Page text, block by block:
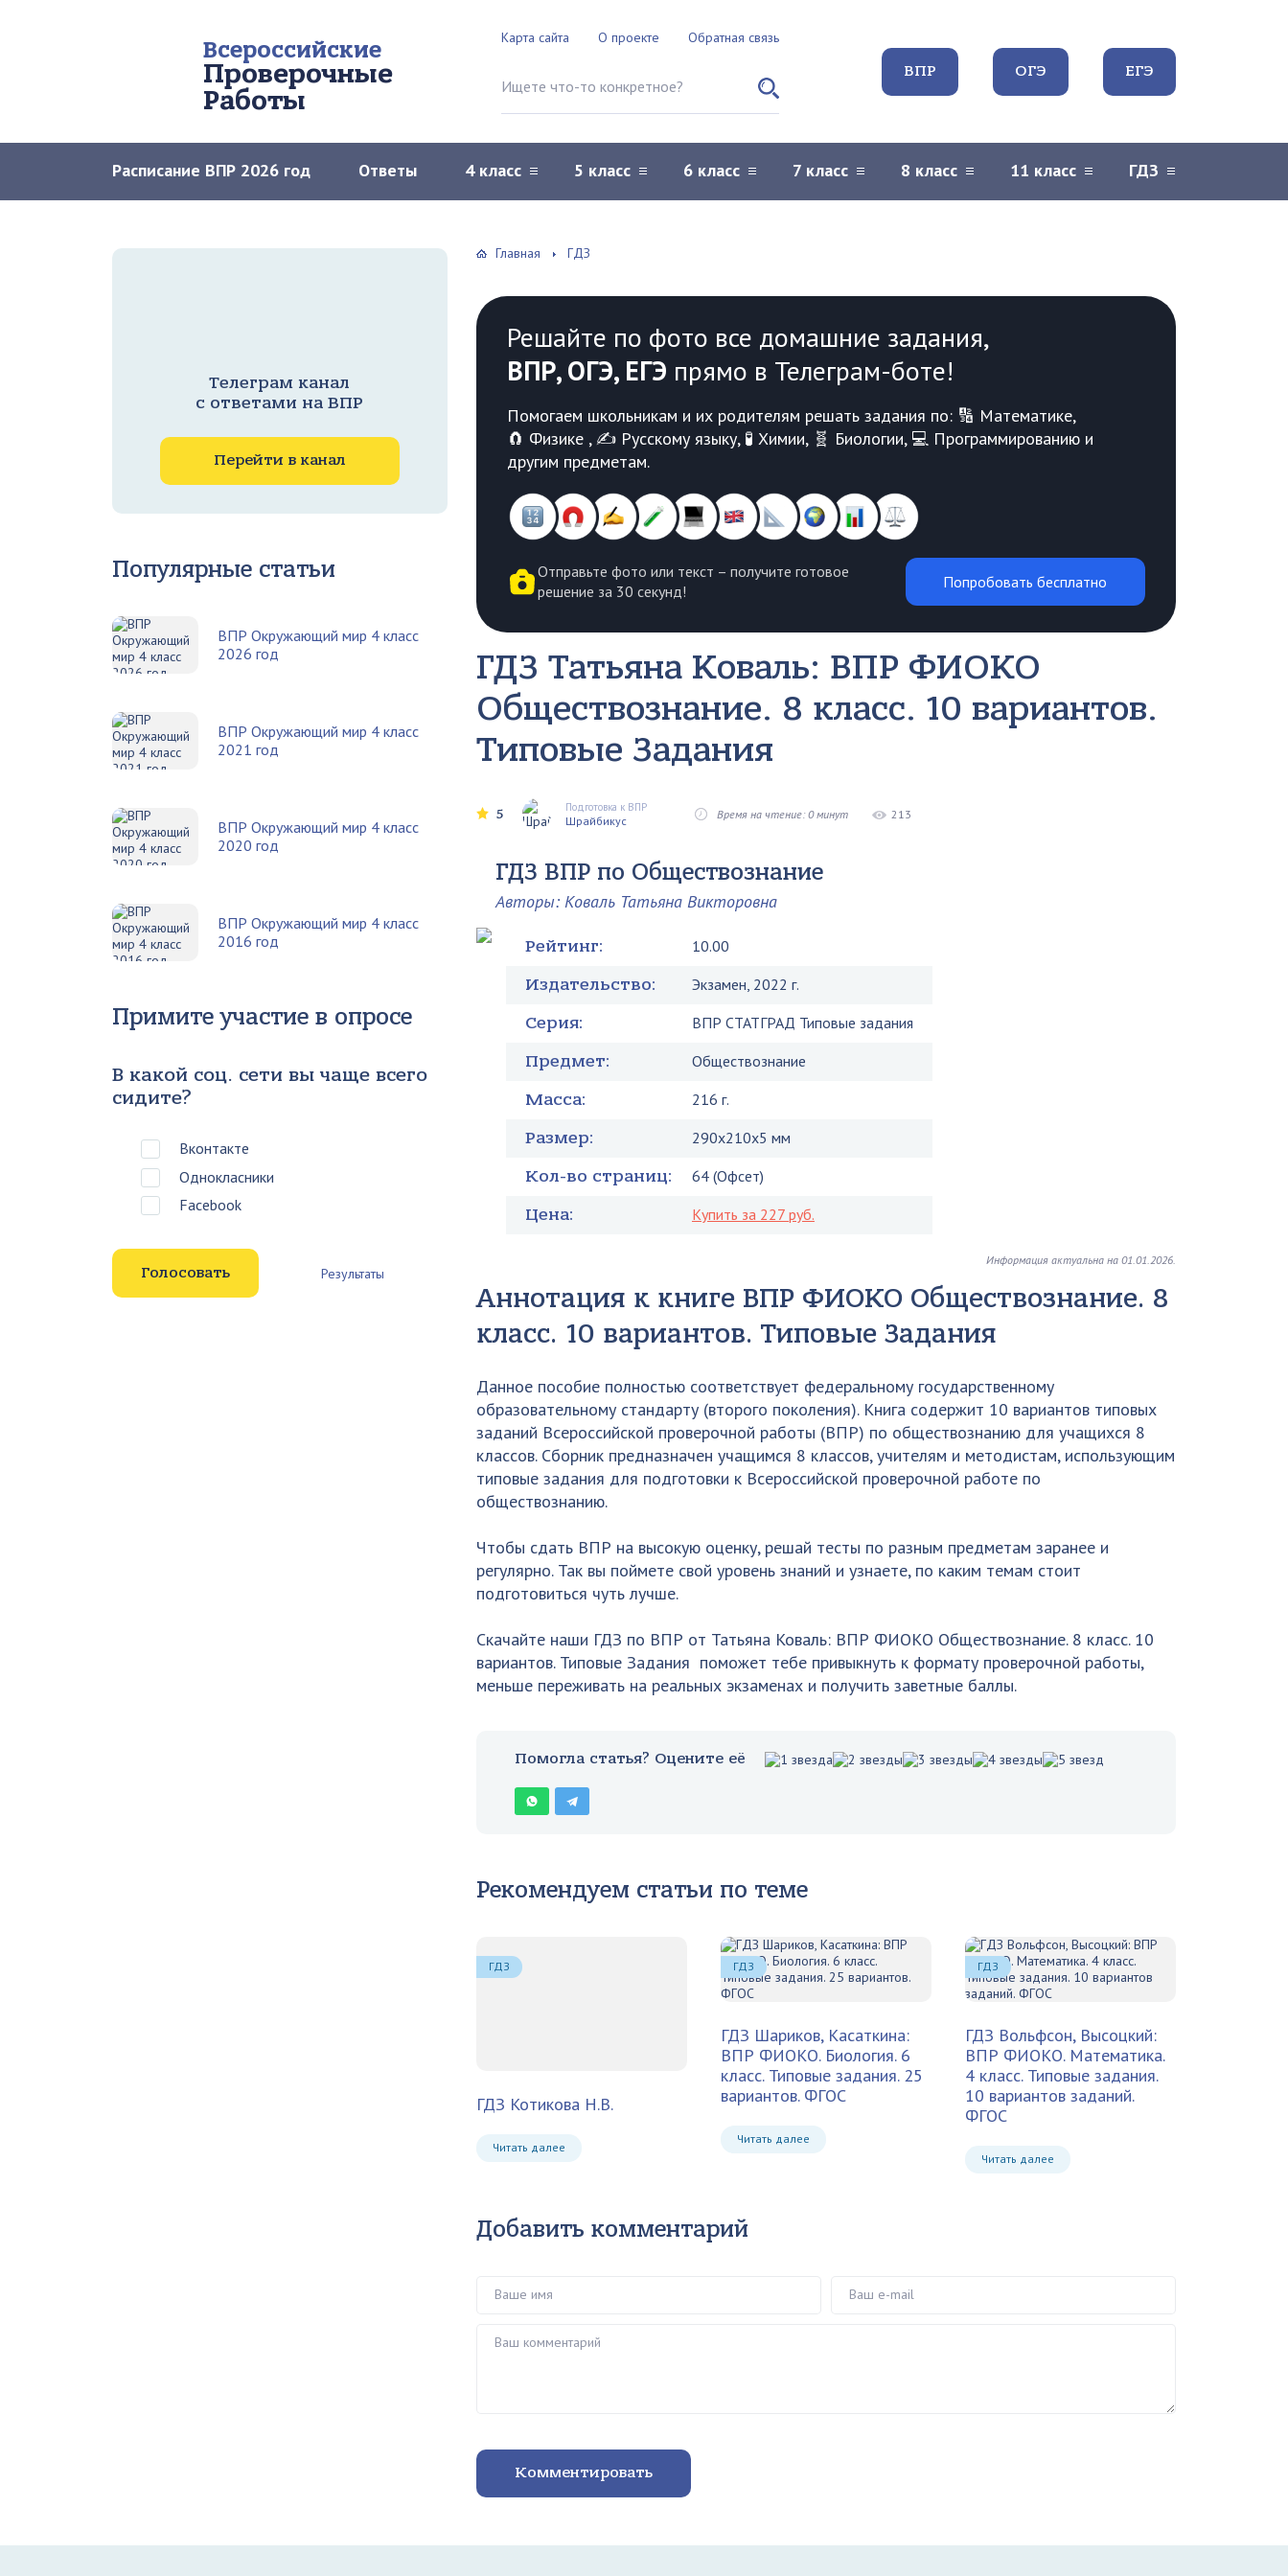
Всероссийские
Проверочные
Работы
Карта сайта О проекте Обратная связь
Поиск по сайту
ВПР ОГЭ ЕГЭ
Расписание ВПР 2026 год Ответы 4 класс 5 класс 6 класс 7 класс 8 класс 11 класс ГДЗ
Главная ГДЗ
Решайте по фото все домашние задания,
ВПР, ОГЭ, ЕГЭ прямо в Телеграм-боте!
Помогаем школьникам и их родителям решать задания по: 🔢 Математике,
🧲 Физике , ✍️ Русскому языку, 🧪 Химии, 🧬 Биологии, 💻 Программированию и
другим предметам.
Отправьте фото или текст – получите готовое
решение за 30 секунд!
Попробовать бесплатно
ГДЗ Татьяна Коваль: ВПР ФИОКО
Обществознание. 8 класс. 10 вариантов.
Типовые Задания
5 Подготовка к ВПР
Шрайбикус Время на чтение: 0 минут 213
ГДЗ ВПР по Обществознание
Авторы: Коваль Татьяна Викторовна
Рейтинг: 10.00
Издательство: Экзамен, 2022 г.
Серия: ВПР СТАТГРАД Типовые задания
Предмет: Обществознание
Масса: 216 г.
Размер: 290x210x5 мм
Кол-во страниц: 64 (Офсет)
Цена: Купить за 227 руб.
Информация актуальна на 01.01.2026.
Аннотация к книге ВПР ФИОКО Обществознание. 8
класс. 10 вариантов. Типовые Задания
Данное пособие полностью соответствует федеральному государственному
образовательному стандарту (второго поколения). Книга содержит 10 вариантов типовых
заданий Всероссийской проверочной работы (ВПР) по обществознанию для учащихся 8
классов. Сборник предназначен учащимся 8 классов, учителям и методистам, использующим
типовые задания для подготовки к Всероссийской проверочной работе по
обществознанию.
Чтобы сдать ВПР на высокую оценку, решай тесты по разным предметам заранее и
регулярно. Так вы поймете свой уровень знаний и узнаете, по каким темам стоит
подготовиться чуть лучше.
Скачайте наши ГДЗ по ВПР от Татьяна Коваль: ВПР ФИОКО Обществознание. 8 класс. 10
вариантов. Типовые Задания поможет тебе привыкнуть к формату проверочной работы,
меньше переживать на реальных экзаменах и получить заветные баллы.
Помогла статья? Оцените её
Рекомендуем статьи по теме
ГДЗ Котикова Н.В.
Читать далее
ГДЗ
ГДЗ Шариков, Касаткина:
ВПР ФИОКО. Биология. 6
класс. Типовые задания. 25
вариантов. ФГОС
Читать далее
ГДЗ
ГДЗ Вольфсон, Высоцкий:
ВПР ФИОКО. Математика.
4 класс. Типовые задания.
10 вариантов заданий.
ФГОС
Читать далее
ГДЗ
Добавить комментарий
Комментировать
Телеграм канал
с ответами на ВПР
Перейти в канал
Популярные статьи
ВПР Окружающий мир 4 класс
2026 год
ВПР Окружающий мир 4 класс
2021 год
ВПР Окружающий мир 4 класс
2020 год
ВПР Окружающий мир 4 класс
2016 год
Примите участие в опросе
В какой соц. сети вы чаще всего
сидите?
Вконтакте
Однокласники
Facebook
Результаты